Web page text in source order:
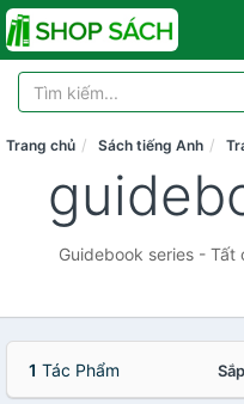
Trang chủ Sách tiếng Anh
Guidebook series -
1 Tác Phẩm